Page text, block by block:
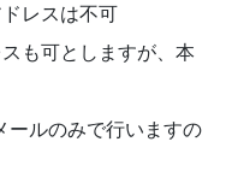
スは不可
としますが、本
みで行いますの